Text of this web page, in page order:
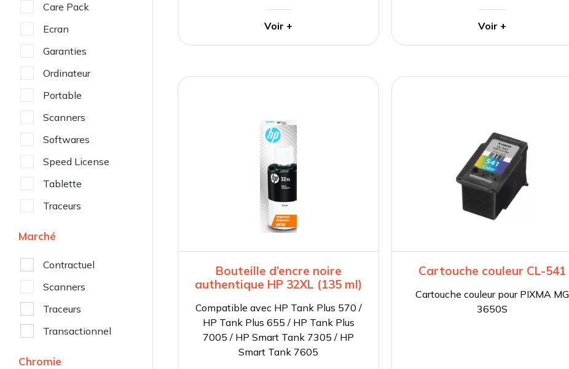
Care Pack
Ecran
Garanties
Ordinateur
Portable
Scanners
Softwares
Speed License
Tablette
Traceurs
Marché
Contractuel
Scanners
Traceurs
Transactionnel
Chromie
Voir + Voir +
Bouteille d’encre noire
authentique HP 32XL (135 ml)
Compatible avec HP Tank Plus 570 /
HP Tank Plus 655 / HP Tank Plus
7005 / HP Smart Tank 7305 / HP
Smart Tank 7605
Cartouche couleur CL-541
Cartouche couleur pour PIXMA MG
3650S